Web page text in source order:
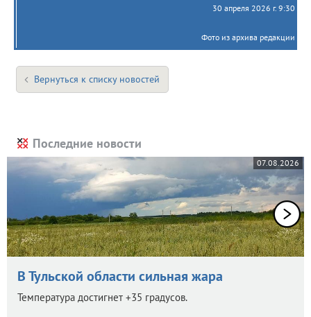
30 апреля 2026 г. 9:30
Фото из архива редакции
Вернуться к списку новостей
Последние новости
07.08.2026
В Тульской области сильная жара
Температура достигнет +35 градусов.